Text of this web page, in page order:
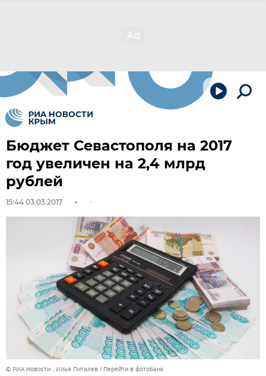
Бюджет Севастополя на 2017
год увеличен на 2,4 млрд
рублей
15:44 03.03.2017
© РИА Новости . Илья Питалев Перейти в фотобанк